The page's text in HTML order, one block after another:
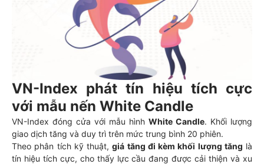
VN-Index phát tín hiệu tích cực
với mẫu nến White Candle
VN-Index đóng cửa với mẫu hình White Candle. Khối lượng
giao dịch tăng và duy trì trên mức trung bình 20 phiên.
Theo phân tích kỹ thuật,giá tăng đi kèm khối lượng tăng là
tín hiệu tích cực, cho thấy lực cầu đang được cải thiện và xu